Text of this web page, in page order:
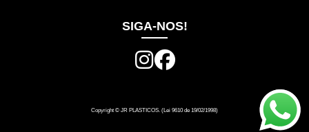
SIGA-NOS!
Copyright © JR PLASTICOS. (Lei 9610 de 19/02/1998)